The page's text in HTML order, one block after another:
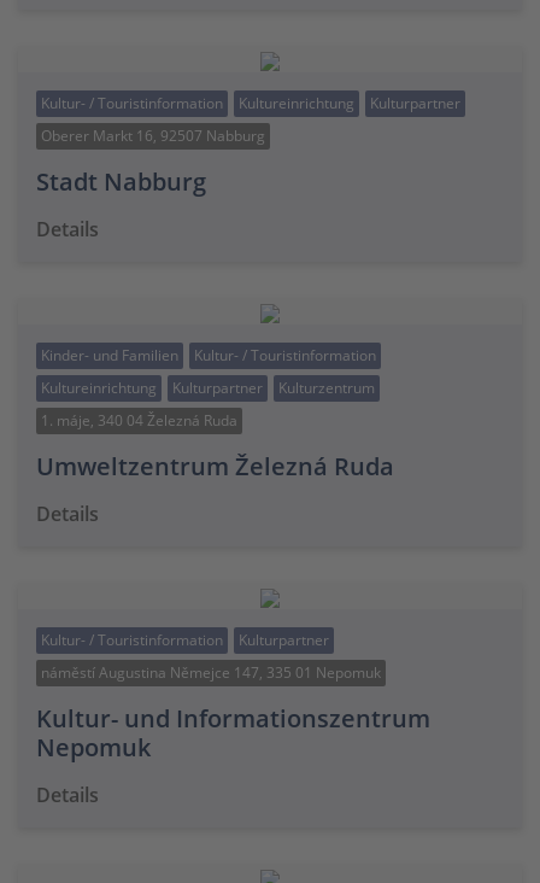
Kultur- / Touristinformation Kultureinrichtung
Kulturpartner
Oberer Markt 16, 92507 Nabburg
Stadt Nabburg
Details
Kinder- und Familien
Kultur- / Touristinformation
Kultureinrichtung
Kulturpartner
Kulturzentrum
1. máje, 340 04 Železná Ruda
Umweltzentrum Železná Ruda
Details
Kultur- / Touristinformation
Kulturpartner
náměstí Augustina Němejce 147, 335 01 Nepomuk
Kultur- und Informationszentrum
Nepomuk
Details